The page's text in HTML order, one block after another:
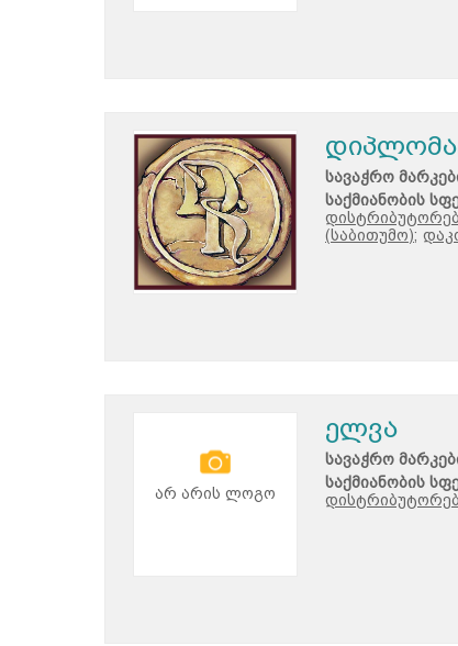
სავაჭრო
საქმიანობის
(საბითუმო);
არ არის ლოგო
ელვა
სავაჭრო
საქმიანობის